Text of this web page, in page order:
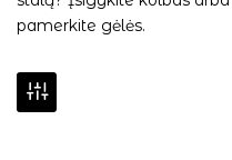
pamerkite gėlės.